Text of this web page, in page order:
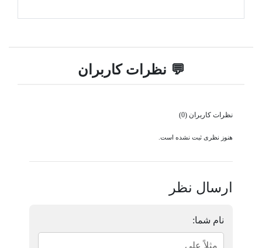
💬 نظرات کاربران
نظرات کاربران (0)
هنوز نظری ثبت نشده است.
ارسال نظر
نام شما: